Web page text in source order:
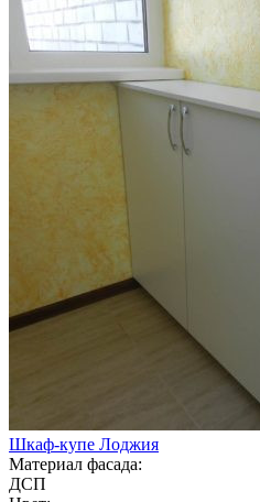
Шкаф-купе Лоджия
Материал фасада:
ДСП